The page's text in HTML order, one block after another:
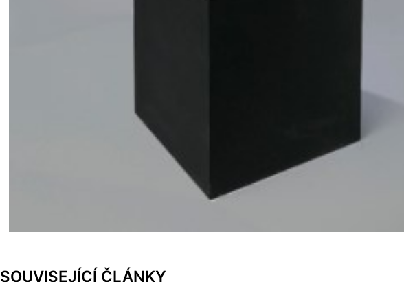
SOUVISEJÍCÍ ČLÁNKY